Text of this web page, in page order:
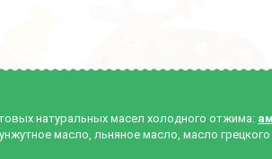
натуральных масел холодного отжима:
масло, льняное масло, масло